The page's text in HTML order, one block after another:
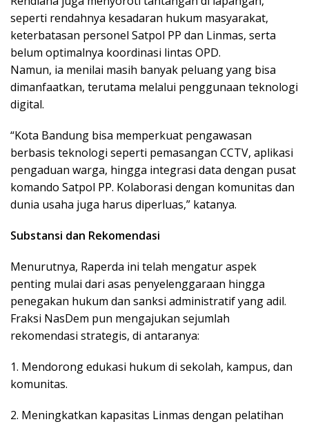
seperti rendahnya kesadaran hukum masyarakat,
keterbatasan personel Satpol PP dan Linmas, serta
belum optimalnya koordinasi lintas OPD.
Namun, ia menilai masih banyak peluang yang bisa
dimanfaatkan, terutama melalui penggunaan teknologi
digital.
“Kota Bandung bisa memperkuat pengawasan
berbasis teknologi seperti pemasangan CCTV, aplikasi
pengaduan warga, hingga integrasi data dengan pusat
komando Satpol PP. Kolaborasi dengan komunitas dan
dunia usaha juga harus diperluas,” katanya.
Substansi dan Rekomendasi
Menurutnya, Raperda ini telah mengatur aspek
penting mulai dari asas penyelenggaraan hingga
penegakan hukum dan sanksi administratif yang adil.
Fraksi NasDem pun mengajukan sejumlah
rekomendasi strategis, di antaranya:
1. Mendorong edukasi hukum di sekolah, kampus, dan
komunitas.
2. Meningkatkan kapasitas Linmas dengan pelatihan